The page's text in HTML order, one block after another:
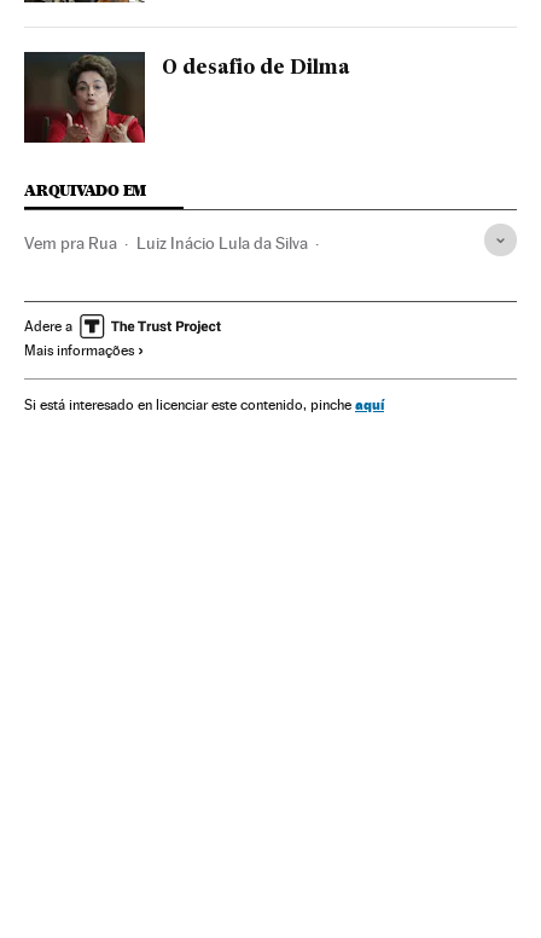
O desafio de Dilma
ARQUIVADO EM
Vem pra Rua Luiz Inácio Lula da Silva
Partido dos Trabalhadores
Impeachment
Crises políticas Destituições políticas Presidente Brasil
Adere a
Mais informações
Si está interesado en licenciar este contenido, pinche aquí